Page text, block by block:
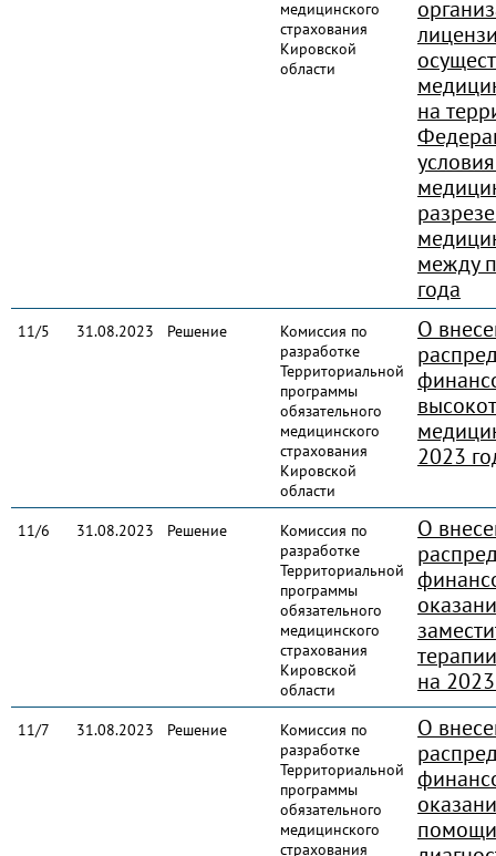
медицинского
страхования
Кировской
области
на
между
года
11/5 31.08.2023 Решение
Комиссия по
разработке
Территориальной
программы
обязательного
медицинского
страхования
Кировской
области
О
2023
11/6 31.08.2023 Решение
Комиссия по
разработке
Территориальной
программы
обязательного
медицинского
страхования
Кировской
области
О
на
11/7 31.08.2023 Решение
Комиссия по
разработке
Территориальной
программы
обязательного
медицинского
страхования
О